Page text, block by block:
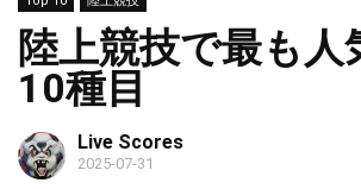
陸上競技で最も人
10種目
Live Scores
2025-07-31